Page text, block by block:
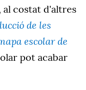
al costat d'altres
de les
escolar de
pot acabar